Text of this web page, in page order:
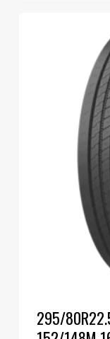
295/